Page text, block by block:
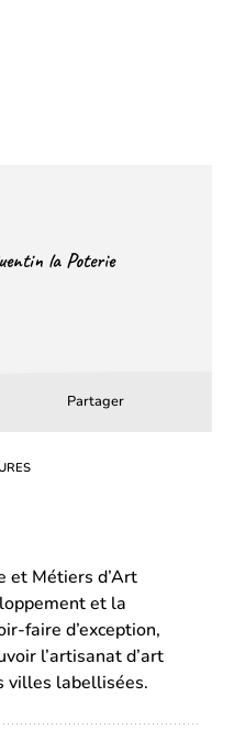
la Poterie
Partager
un
onglet)onglet)
et Métiers d’Art
et la
faire d’exception,
l’artisanat d’art
villes labellisées.